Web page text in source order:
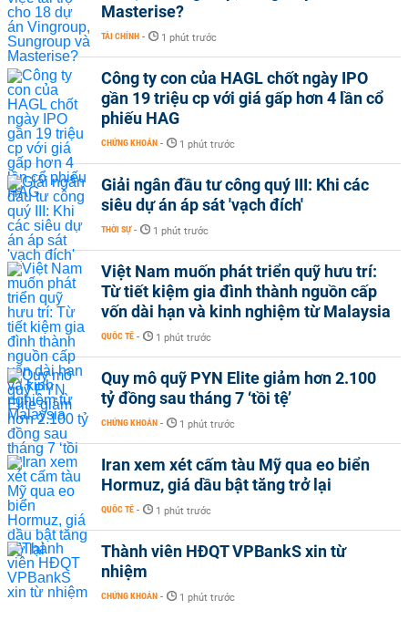
Masterise?
TÀI CHÍNH - 1 phút trước
Công ty con của HAGL chốt ngày IPO
gần 19 triệu cp với giá gấp hơn 4 lần cổ
phiếu HAG
CHỨNG KHOÁN - 1 phút trước
Giải ngân đầu tư công quý III: Khi các
siêu dự án áp sát 'vạch đích'
THỜI SỰ - 1 phút trước
Việt Nam muốn phát triển quỹ hưu trí:
Từ tiết kiệm gia đình thành nguồn cấp
vốn dài hạn và kinh nghiệm từ Malaysia
QUỐC TẾ - 1 phút trước
Quy mô quỹ PYN Elite giảm hơn 2.100
tỷ đồng sau tháng 7 ‘tồi tệ’
CHỨNG KHOÁN - 1 phút trước
Iran xem xét cấm tàu Mỹ qua eo biển
Hormuz, giá dầu bật tăng trở lại
QUỐC TẾ - 1 phút trước
Thành viên HĐQT VPBankS xin từ
nhiệm
CHỨNG KHOÁN - 1 phút trước